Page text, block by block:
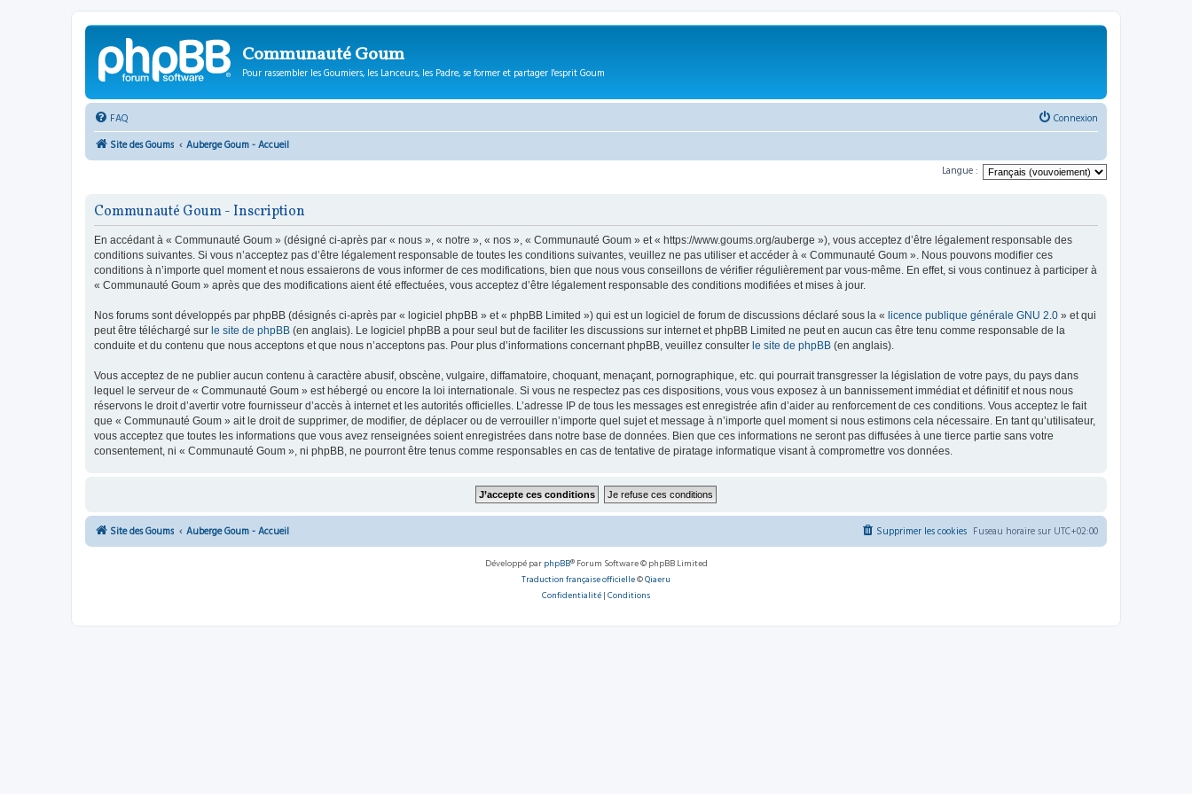
Communauté Goum
Pour rassembler les Goumiers, les Lanceurs, les Padre, se former et partager l'esprit Goum
FAQ
Connexion
Site des Goums
Auberge Goum - Accueil
Langue :
Communauté Goum - Inscription
En accédant à « Communauté Goum » (désigné ci-après par « nous », « notre », « nos », « Communauté Goum » et « https://www.goums.org/auberge »), vous acceptez d’être légalement responsable des
conditions suivantes. Si vous n’acceptez pas d’être légalement responsable de toutes les conditions suivantes, veuillez ne pas utiliser et accéder à « Communauté Goum ». Nous pouvons modifier ces
conditions à n’importe quel moment et nous essaierons de vous informer de ces modifications, bien que nous vous conseillons de vérifier régulièrement par vous-même. En effet, si vous continuez à participer à
« Communauté Goum » après que des modifications aient été effectuées, vous acceptez d’être légalement responsable des conditions modifiées et mises à jour.
Nos forums sont développés par phpBB (désignés ci-après par « logiciel phpBB » et « phpBB Limited ») qui est un logiciel de forum de discussions déclaré sous la « licence publique générale GNU 2.0 » et qui
peut être téléchargé sur le site de phpBB (en anglais). Le logiciel phpBB a pour seul but de faciliter les discussions sur internet et phpBB Limited ne peut en aucun cas être tenu comme responsable de la
conduite et du contenu que nous acceptons et que nous n’acceptons pas. Pour plus d’informations concernant phpBB, veuillez consulter le site de phpBB (en anglais).
Vous acceptez de ne publier aucun contenu à caractère abusif, obscène, vulgaire, diffamatoire, choquant, menaçant, pornographique, etc. qui pourrait transgresser la législation de votre pays, du pays dans
lequel le serveur de « Communauté Goum » est hébergé ou encore la loi internationale. Si vous ne respectez pas ces dispositions, vous vous exposez à un bannissement immédiat et définitif et nous nous
réservons le droit d’avertir votre fournisseur d’accès à internet et les autorités officielles. L’adresse IP de tous les messages est enregistrée afin d’aider au renforcement de ces conditions. Vous acceptez le fait
que « Communauté Goum » ait le droit de supprimer, de modifier, de déplacer ou de verrouiller n’importe quel sujet et message à n’importe quel moment si nous estimons cela nécessaire. En tant qu’utilisateur,
vous acceptez que toutes les informations que vous avez renseignées soient enregistrées dans notre base de données. Bien que ces informations ne seront pas diffusées à une tierce partie sans votre
consentement, ni « Communauté Goum », ni phpBB, ne pourront être tenus comme responsables en cas de tentative de piratage informatique visant à compromettre vos données.
Site des Goums Auberge Goum - Accueil Fuseau horaire sur UTC+02:00
Supprimer les cookies
Développé par phpBB® Forum Software © phpBB Limited
Traduction française officielle©Qiaeru
Confidentialité | Conditions